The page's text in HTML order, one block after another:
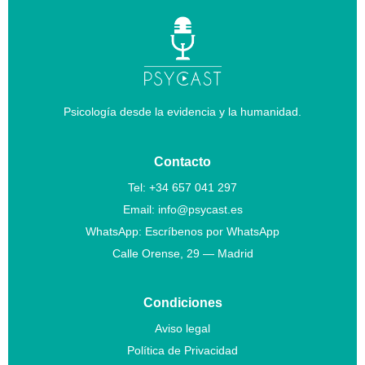
r
Psicología desde la evidencia y la humanidad.
Contacto
Tel: +34 657 041 297
Email: info@psycast.es
WhatsApp: Escríbenos por WhatsApp
Calle Orense, 29 — Madrid
Condiciones
Aviso legal
Política de Privacidad